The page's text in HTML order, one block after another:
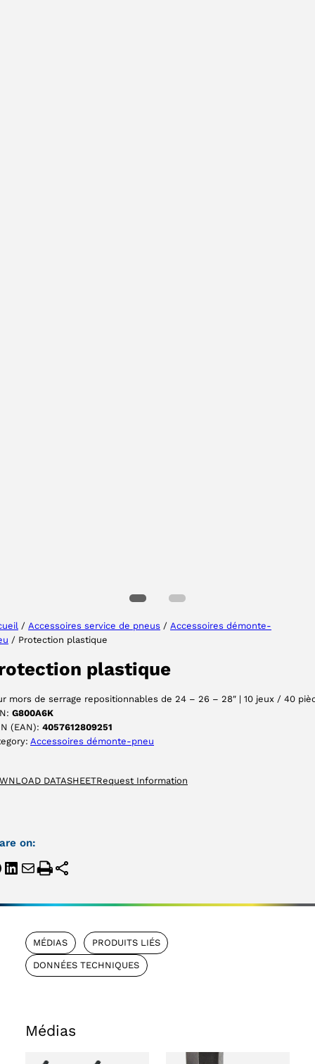
/ Accessoires service de pneus / Accessoires démonte-
/ Protection plastique
plastique
mors de serrage repositionnables de 24 – 26 – 28″ | 10 jeux / 40
G800A6K
(EAN): 4057612809251
Accessoires démonte-pneu
DATASHEETRequest Information
on:
MÉDIAS PRODUITS LIÉS
DONNÉES TECHNIQUES
Médias